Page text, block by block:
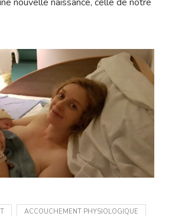
petite fille qui est posée sur mon
fille !
belle rencontre, dans la douceur et
on s’embrasse, on s’observe, on
nouvelle naissance, celle de notre